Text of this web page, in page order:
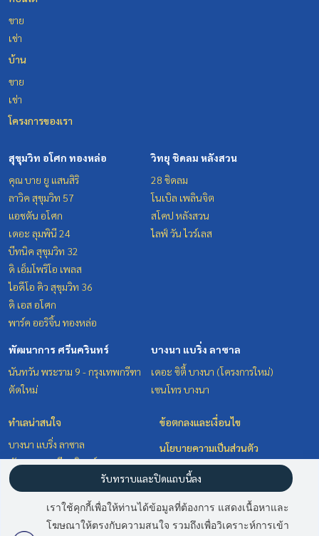
มี2คนกำลังดูประกาศนี้
ขาย
เช่า
บ้าน
ขาย
เช่า
โครงการของเรา
สุขุมวิท อโศก ทองหล่อ
คุณ บาย ยู แสนสิริ
ลาวิค สุขุมวิท 57
แอชตัน อโศก
เดอะ ลุมพินี 24
บีทนิค สุขุมวิท 32
ดิ เอ็มโพริโอ เพลส
ไอดีโอ คิว สุขุมวิท 36
ดิ เอส อโศก
พาร์ค ออริจิ้น ทองหล่อ
วิทยุ ชิดลม หลังสวน
28 ชิดลม
โนเบิล เพลินจิต
สโคป หลังสวน
ไลฟ์ วัน ไวร์เลส
พัฒนาการ ศรีนครินทร์
นันทวัน พระราม 9 - กรุงเทพกรีฑา
ตัดใหม่
บางนา แบริ่ง ลาซาล
เดอะ ซิตี้ บางนา (โครงการใหม่)
เซนโทร บางนา
ทำเลน่าสนใจ
บางนา แบริ่ง ลาซาล
พัฒนาการ ศรีนครินทร์
วิทยุ ชิดลม หลังสวน
สุขุมวิท อโศก ทองหล่อ
ข้อตกลงและเงื่อนไข
นโยบายความเป็นส่วนตัว
เกี่ยวกับเรา
วิธีการฝากขาย-เช่า
ติดต่อ
เราใช้คุกกี้เพื่อให้ท่านได้ข้อมูลที่ต้องการ แสดงเนื้อหาและ
โฆษณาให้ตรงกับความสนใจ รวมถึงเพื่อวิเคราะห์การเข้า
รับทราบและปิดแถบนี้ลง